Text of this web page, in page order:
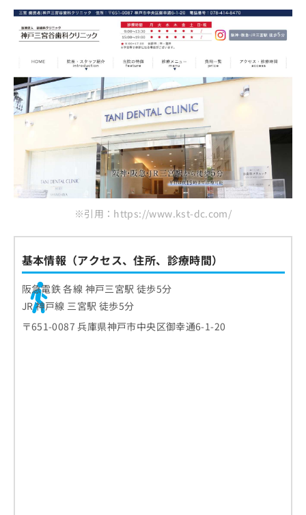
※引用：https://www.kst-dc.com/
基本情報（アクセス、住所、診療時間）
阪急電鉄 各線 神戸三宮駅 徒歩5分
JR 神戸線 三宮駅 徒歩5分
〒651-0087 兵庫県神戸市中央区御幸通6-1-20